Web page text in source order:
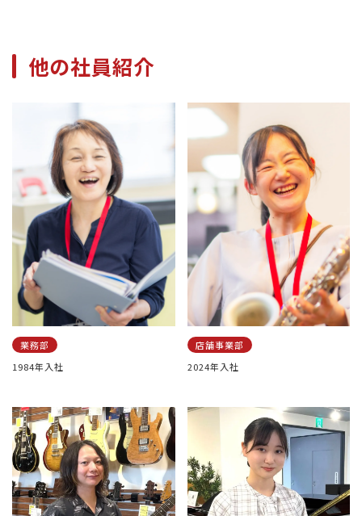
他の社員紹介
業務部
1984年入社
店舗事業部
2024年入社